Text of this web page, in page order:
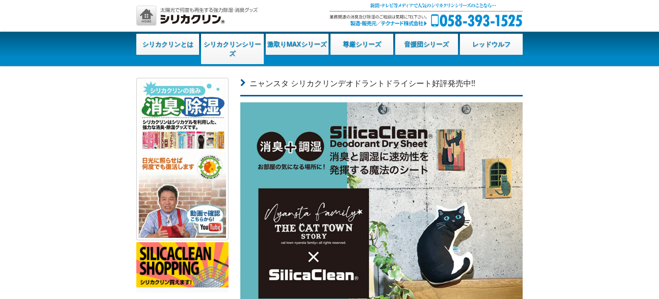
シリカクリンとは
シリカクリンシリー
ズ
激取りMAXシリーズ 尊厳シリーズ 音援団シリーズ レッドウルフ
ニャンスタ シリカクリンデオドラントドライシート好評発売中!!